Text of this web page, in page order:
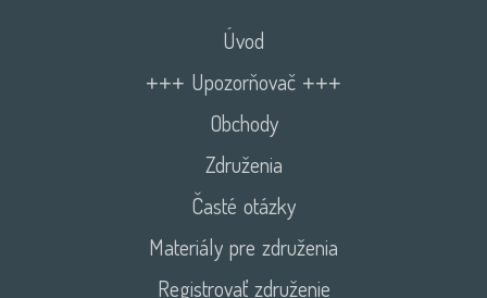
Úvod
+++ Upozorňovač +++
Obchody
Združenia
Časté otázky
Materiály pre združenia
Registrovať združenie